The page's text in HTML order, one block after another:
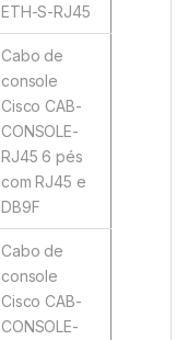
ETH-S-RJ45
Cabo de
console
Cisco CAB-
CONSOLE-
RJ45 6 pés
com RJ45 e
DB9F
Cabo de
console
Cisco CAB-
CONSOLE-